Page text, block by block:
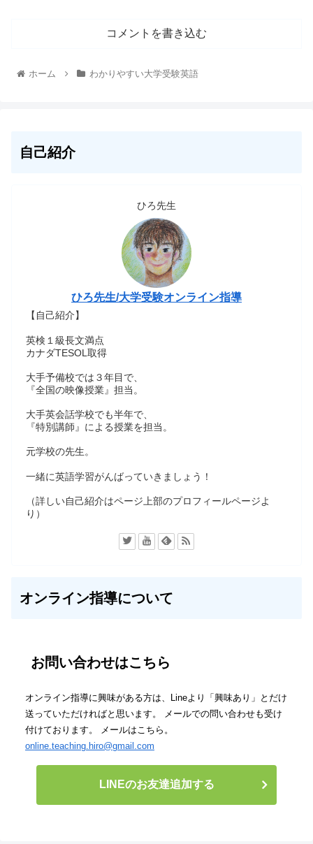
コメントを書き込む
ホーム わかりやすい大学受験英語
自己紹介
ひろ先生
ひろ先生/大学受験オンライン指導
【自己紹介】
英検１級長文満点
カナダTESOL取得
大手予備校では３年目で、
『全国の映像授業』担当。
大手英会話学校でも半年で、
『特別講師』による授業を担当。
元学校の先生。
一緒に英語学習がんばっていきましょう！
（詳しい自己紹介はページ上部のプロフィールページよ
り）
オンライン指導について
お問い合わせはこちら
オンライン指導に興味がある方は、Lineより「興味あり」とだけ
送っていただければと思います。 メールでの問い合わせも受け
付けております。 メールはこちら。
online.teaching.hiro@gmail.com
LINEのお友達追加する